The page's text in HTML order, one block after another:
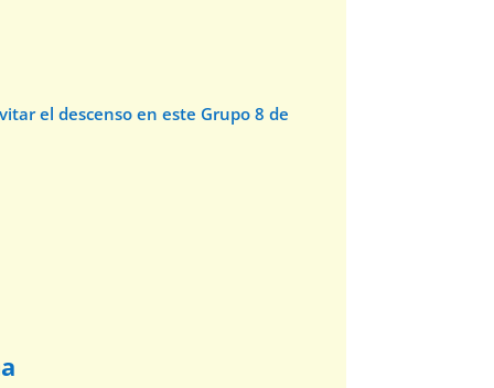
el descenso en este Grupo 8 de